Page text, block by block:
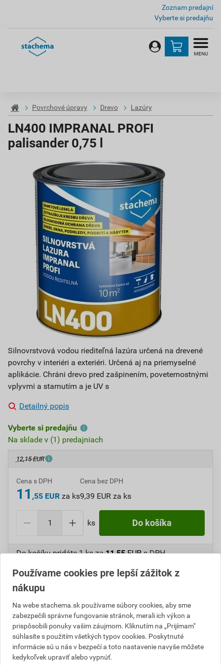
Zoznam predajní
Vyberte si predajňu
MENU
Povrchové úpravy Drevo Lazúry
LN400 IMPRANAL PROFI
palisander 0,75 l
Silnovrstvová vodou riediteľná lazúra určená na drevené
povrchy v interiéri a exteriéri. Určená aj na priemyselné
aplikácie. Chráni drevo pred zašpinením, poveternostnými
vplyvmi a starnutím a je UV s
Detailný popis
Vyberte si predajňu
Na sklade v (1) predajniach
12,15 EUR
Cena s DPH
11 ,55 EUR za ks
Cena bez DPH
9,39 EUR za ks
ks Do košíka
Do košíku pridáte1 ksza11,55EURs DPH
Číslo položky:
Popis
Používame cookies pre lepší zážitok z
nákupu
Na webe stachema.sk používame súbory cookies, aby sme
zabezpečili správne fungovanie stránok, merali ich výkon a
prispôsobili ponuky vašim záujmom. Kliknutím na „Prijímam"
súhlasíte s použitím všetkých typov cookies. Poskytnuté
informácie sú u nás v bezpečí a toto nastavenie navyše môžete
kedykoľvek upraviť alebo vypnúť.